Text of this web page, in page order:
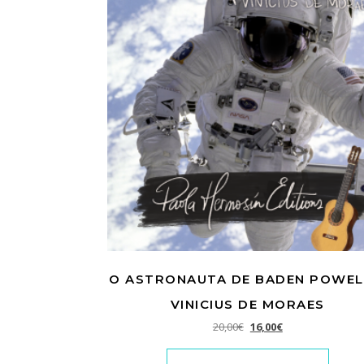
O ASTRONAUTA DE BADEN
VINICIUS DE MORAES
20,00€ El precio original era:
16,00€El precio actual